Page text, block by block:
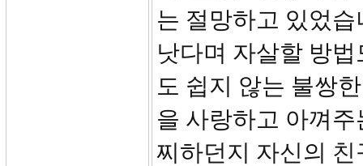
는 절망하고 있었
낫다며 자살할 방
도 쉽지 않는 불쌍
을 사랑하고 아껴
찌하던지 자신의